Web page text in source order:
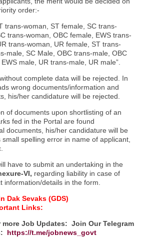
order:-
trans-woman, ST female, SC trans-
trans-woman, OBC female, EWS trans-
trans-woman, UR female, ST trans-
male, SC Male, OBC trans-male, OBC
male, UR trans-male, UR male”.
complete data will be rejected. In
wrong documents/information and
his/her candidature will be rejected.
of documents upon shortlisting of an
fed in the Portal are found
documents, his/her candidature will be
spelling error in name of applicant,
have to submit an undertaking in the
-VI, regarding liability in case of
information/details in the form.
Dak Sevaks (GDS)
Links:
Job Updates: Join Our Telegram
https://t.me/jobnews_govt